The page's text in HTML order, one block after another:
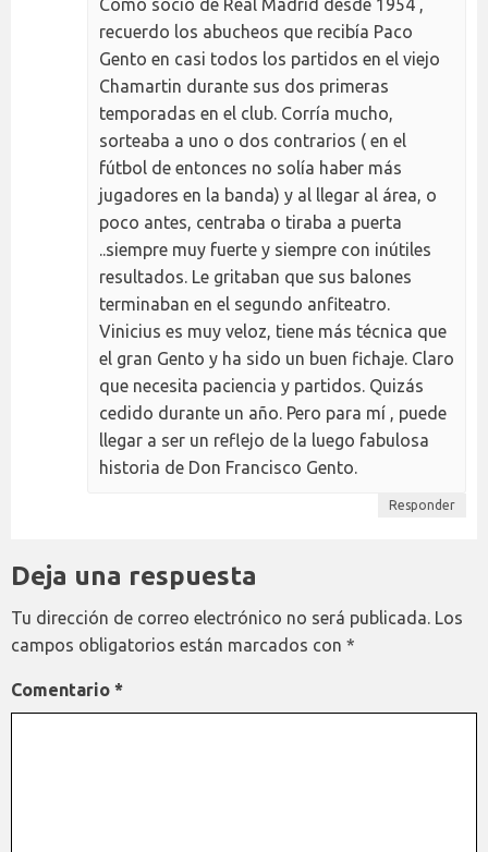
recuerdo los abucheos que recibía Paco
Gento en casi todos los partidos en el viejo
Chamartin durante sus dos primeras
temporadas en el club. Corría mucho,
sorteaba a uno o dos contrarios ( en el
fútbol de entonces no solía haber más
jugadores en la banda) y al llegar al área, o
poco antes, centraba o tiraba a puerta
..siempre muy fuerte y siempre con inútiles
resultados. Le gritaban que sus balones
terminaban en el segundo anfiteatro.
Vinicius es muy veloz, tiene más técnica que
el gran Gento y ha sido un buen fichaje. Claro
que necesita paciencia y partidos. Quizás
cedido durante un año. Pero para mí , puede
llegar a ser un reflejo de la luego fabulosa
historia de Don Francisco Gento.
Responder
Deja una respuesta
Tu dirección de correo electrónico no será publicada. Los
campos obligatorios están marcados con *
Comentario *